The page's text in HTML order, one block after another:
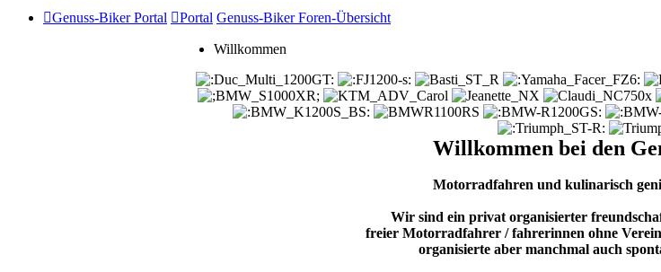
Genuss-Biker Portal Portal Genuss-Biker Foren-Übersicht
Willkommen
Willkommen bei den
Motorradfahren und kulinarisch
Wir sind ein privat organisierter
freier Motorradfahrer / fahrerinnen ohne
organisierte aber manchmal auch